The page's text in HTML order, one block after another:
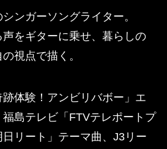
ンガーソングライター。
をギターに乗せ、暮らしの
視点で描く。
体験！アンビリバボー」エ
島テレビ「FTVテレポートプ
リート」テーマ曲、J3リー